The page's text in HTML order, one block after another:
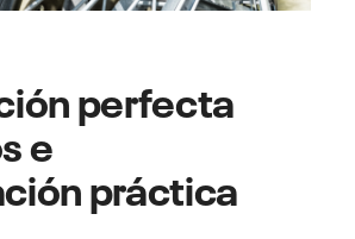
perfecta
e
práctica